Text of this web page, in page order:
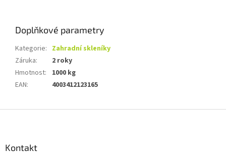
Doplňkové parametry
Kategorie: Zahradní skleníky
Záruka:
2 roky
Hmotnost:
1000 kg
EAN: 4003412123165
Kontakt